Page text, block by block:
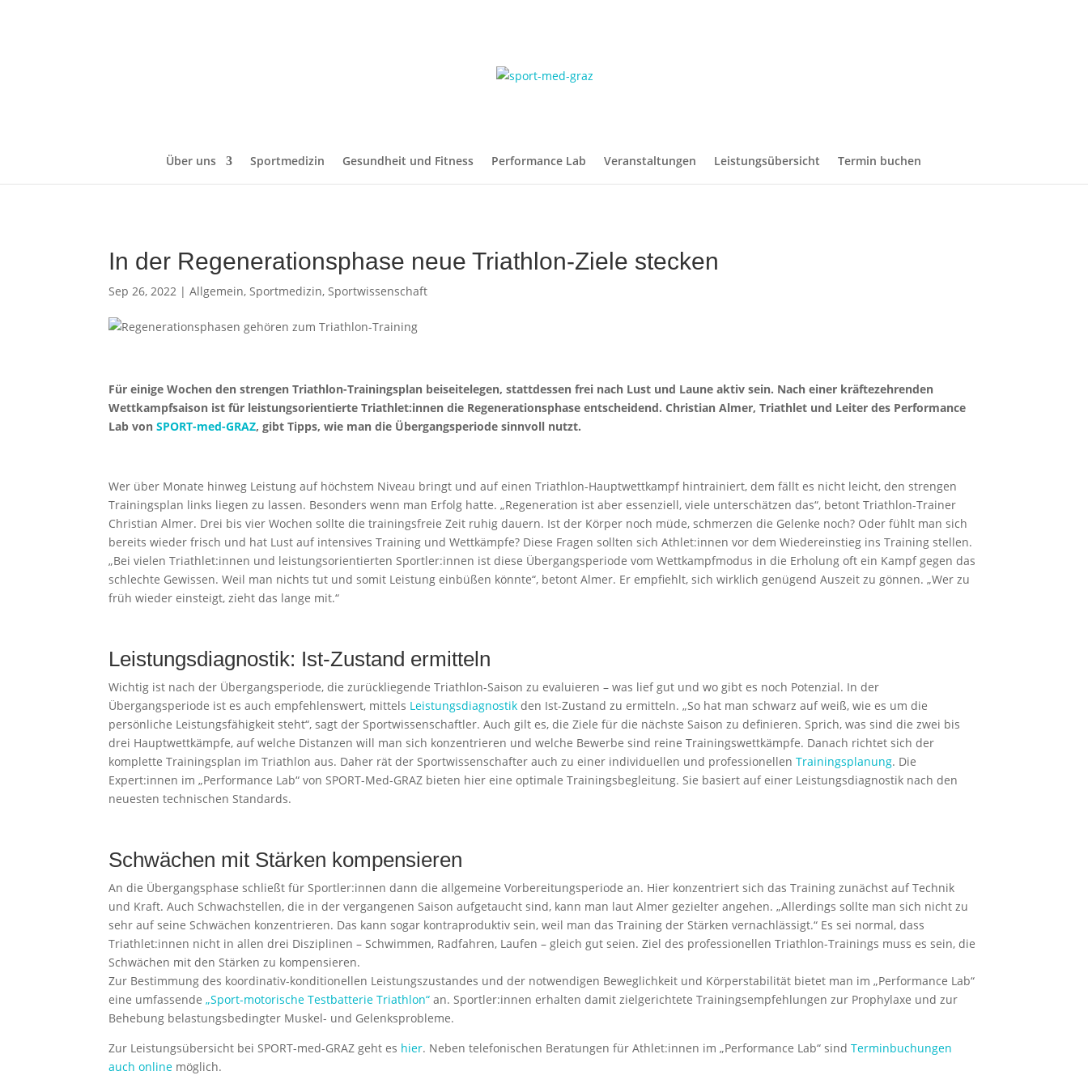
Über uns Sportmedizin Gesundheit und Fitness Performance Lab Veranstaltungen Leistungsübersicht Termin buchen
In der Regenerationsphase neue Triathlon-Ziele stecken
Sep 26, 2022 |Allgemein, Sportmedizin, Sportwissenschaft
Für einige Wochen den strengen Triathlon-Trainingsplan beiseitelegen, stattdessen frei nach Lust und Laune aktiv sein. Nach einer kräftezehrenden
Wettkampfsaison ist für leistungsorientierte Triathlet:innen die Regenerationsphase entscheidend. Christian Almer, Triathlet und Leiter des Performance
Lab vonSPORT-med-GRAZ, gibt Tipps, wie man die Übergangsperiode sinnvoll nutzt.
Wer über Monate hinweg Leistung auf höchstem Niveau bringt und auf einen Triathlon-Hauptwettkampf hintrainiert, dem fällt es nicht leicht, den strengen
Trainingsplan links liegen zu lassen. Besonders wenn man Erfolg hatte. „Regeneration ist aber essenziell, viele unterschätzen das“, betont Triathlon-Trainer
Christian Almer. Drei bis vier Wochen sollte die trainingsfreie Zeit ruhig dauern. Ist der Körper noch müde, schmerzen die Gelenke noch? Oder fühlt man sich
bereits wieder frisch und hat Lust auf intensives Training und Wettkämpfe? Diese Fragen sollten sich Athlet:innen vor dem Wiedereinstieg ins Training stellen.
„Bei vielen Triathlet:innen und leistungsorientierten Sportler:innen ist diese Übergangsperiode vom Wettkampfmodus in die Erholung oft ein Kampf gegen das
schlechte Gewissen. Weil man nichts tut und somit Leistung einbüßen könnte“, betont Almer. Er empfiehlt, sich wirklich genügend Auszeit zu gönnen. „Wer zu
früh wieder einsteigt, zieht das lange mit.“
Leistungsdiagnostik: Ist-Zustand ermitteln
Wichtig ist nach der Übergangsperiode, die zurückliegende Triathlon-Saison zu evaluieren – was lief gut und wo gibt es noch Potenzial. In der
Übergangsperiode ist es auch empfehlenswert, mittels Leistungsdiagnostik den Ist-Zustand zu ermitteln. „So hat man schwarz auf weiß, wie es um die
persönliche Leistungsfähigkeit steht“, sagt der Sportwissenschaftler. Auch gilt es, die Ziele für die nächste Saison zu definieren. Sprich, was sind die zwei bis
drei Hauptwettkämpfe, auf welche Distanzen will man sich konzentrieren und welche Bewerbe sind reine Trainingswettkämpfe. Danach richtet sich der
komplette Trainingsplan im Triathlon aus. Daher rät der Sportwissenschafter auch zu einer individuellen und professionellenTrainingsplanung. Die
Expert:innen im „Performance Lab“ von SPORT-Med-GRAZ bieten hier eine optimale Trainingsbegleitung. Sie basiert auf einer Leistungsdiagnostik nach den
neuesten technischen Standards.
Schwächen mit Stärken kompensieren
An die Übergangsphase schließt für Sportler:innen dann die allgemeine Vorbereitungsperiode an. Hier konzentriert sich das Training zunächst auf Technik
und Kraft. Auch Schwachstellen, die in der vergangenen Saison aufgetaucht sind, kann man laut Almer gezielter angehen. „Allerdings sollte man sich nicht zu
sehr auf seine Schwächen konzentrieren. Das kann sogar kontraproduktiv sein, weil man das Training der Stärken vernachlässigt.“ Es sei normal, dass
Triathlet:innen nicht in allen drei Disziplinen – Schwimmen, Radfahren, Laufen – gleich gut seien. Ziel des professionellen Triathlon-Trainings muss es sein, die
Schwächen mit den Stärken zu kompensieren.
Zur Bestimmung des koordinativ-konditionellen Leistungszustandes und der notwendigen Beweglichkeit und Körperstabilität bietet man im „Performance Lab“
eine umfassende„Sport-motorische Testbatterie Triathlon“ an. Sportler:innen erhalten damit zielgerichtete Trainingsempfehlungen zur Prophylaxe und zur
Behebung belastungsbedingter Muskel- und Gelenksprobleme.
Zur Leistungsübersicht bei SPORT-med-GRAZ geht es hier. Neben telefonischen Beratungen für Athlet:innen im „Performance Lab“ sindTerminbuchungen
auch online möglich.